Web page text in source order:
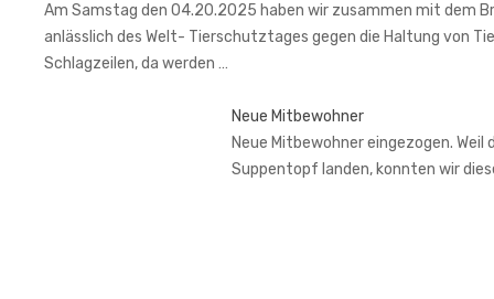
Am Samstag den 04.20.2025 haben wir zusammen mit dem
anlässlich des Welt- Tierschutztages gegen die Haltung von
Schlagzeilen, da werden …
Neue Mitbewohner
Neue Mitbewohner eingezogen.
Suppentopf landen, konnten wir